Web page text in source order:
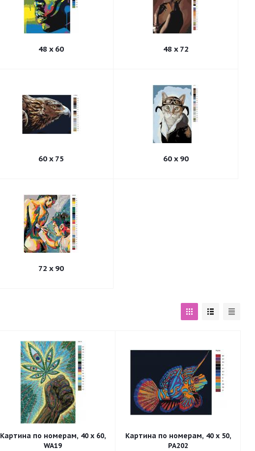
48 x 60 48 x 72
60 x 75 60 x 90
72 x 90
Картина по номерам, 40 x 60,
WA19
Картина по номерам, 40 x 50,
PA202